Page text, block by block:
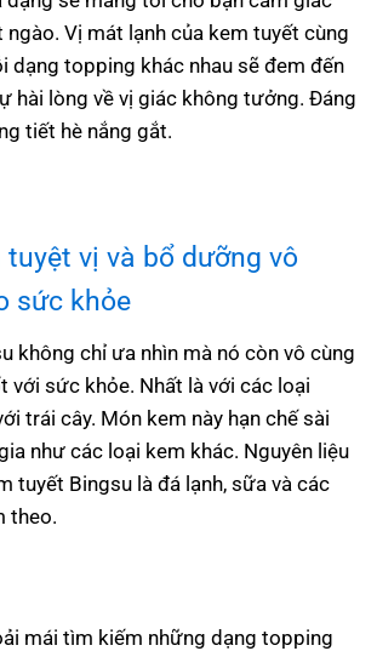
ngào. Vị mát lạnh của kem tuyết cùng
dạng topping khác nhau sẽ đem đến
hài lòng về vị giác không tưởng. Đáng
tiết hè nắng gắt.
tuyệt vị và bổ dưỡng vô
sức khỏe
không chỉ ưa nhìn mà nó còn vô cùng
với sức khỏe. Nhất là với các loại
trái cây. Món kem này hạn chế sài
như các loại kem khác. Nguyên liệu
tuyết Bingsu là đá lạnh, sữa và các
theo.
mái tìm kiếm những dạng topping